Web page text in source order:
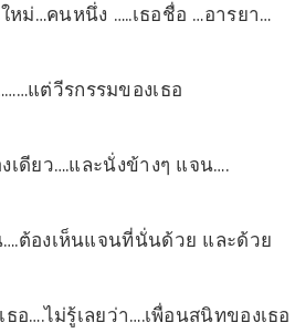
หม่…คนหนึ่ง …..เธอชื่อ …อารยา…
แต่วีรกรรมของเธอ
เดียว….และนั่งข้างๆ แจน….
ต้องเห็นแจนที่นั่นด้วย และด้วย
อ….ไม่รู้เลยว่า….เพื่อนสนิทของเธอ